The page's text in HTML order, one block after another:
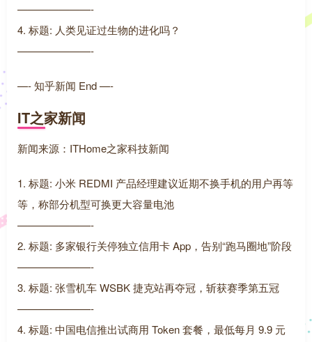
———————-
4. 标题: 人类见证过生物的进化吗？
———————-
—- 知乎新闻 End —-
IT之家新闻
新闻来源：ITHome之家科技新闻
1. 标题: 小米 REDMI 产品经理建议近期不换手机的用户再等
等，称部分机型可换更大容量电池
———————-
2. 标题: 多家银行关停独立信用卡 App，告别“跑马圈地”阶段
———————-
3. 标题: 张雪机车 WSBK 捷克站再夺冠，斩获赛季第五冠
———————-
4. 标题: 中国电信推出试商用 Token 套餐，最低每月 9.9 元